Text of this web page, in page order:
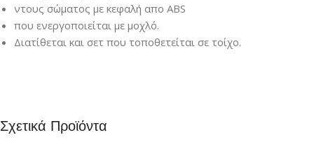
ντους σώματος με κεφαλή απο ABS
που ενεργοποιείται με μοχλό.
Διατίθεται και σετ που τοποθετείται σε τοίχο.
Σχετικά Προϊόντα